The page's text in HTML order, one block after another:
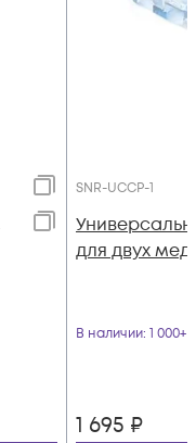
SNR-UCCP-1
для двух
В наличии: 1 000+
1 695 ₽